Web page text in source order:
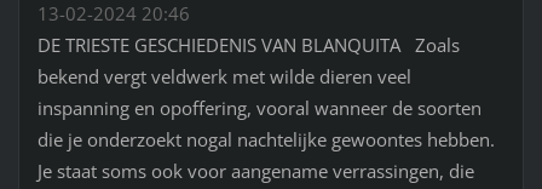
13-02-2024 20:46
DE TRIESTE GESCHIEDENIS VAN BLANQUITA Zoals
bekend vergt veldwerk met wilde dieren veel
inspanning en opoffering, vooral wanneer de soorten
die je onderzoekt nogal nachtelijke gewoontes hebben.
Je staat soms ook voor aangename verrassingen, die